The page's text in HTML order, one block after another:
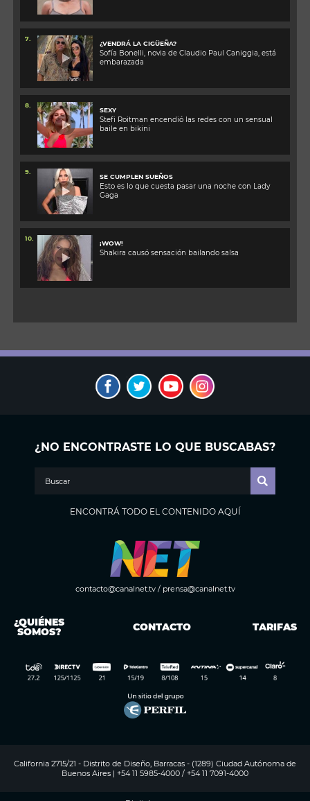
7.
¿VENDRÁ LA CIGÜEÑA?
Sofía Bonelli, novia de Claudio Paul Caniggia, está
embarazada
8.
SEXY
Stefi Roitman encendió las redes con un sensual
baile en bikini
9.
SE CUMPLEN SUEÑOS
Esto es lo que cuesta pasar una noche con Lady
Gaga
10.
¡WOW!
Shakira causó sensación bailando salsa
¿NO ENCONTRASTE LO QUE BUSCABAS?
ENCONTRÁ TODO EL CONTENIDO AQUÍ
contacto@canalnet.tv/ prensa@canalnet.tv
¿QUIÉNES
SOMOS? CONTACTO TARIFAS
California 2715/21 - Distrito de Diseño, Barracas - (1289) Ciudad Autónoma de
Buenos Aires | +54 11 5985-4000 / +54 11 7091-4000